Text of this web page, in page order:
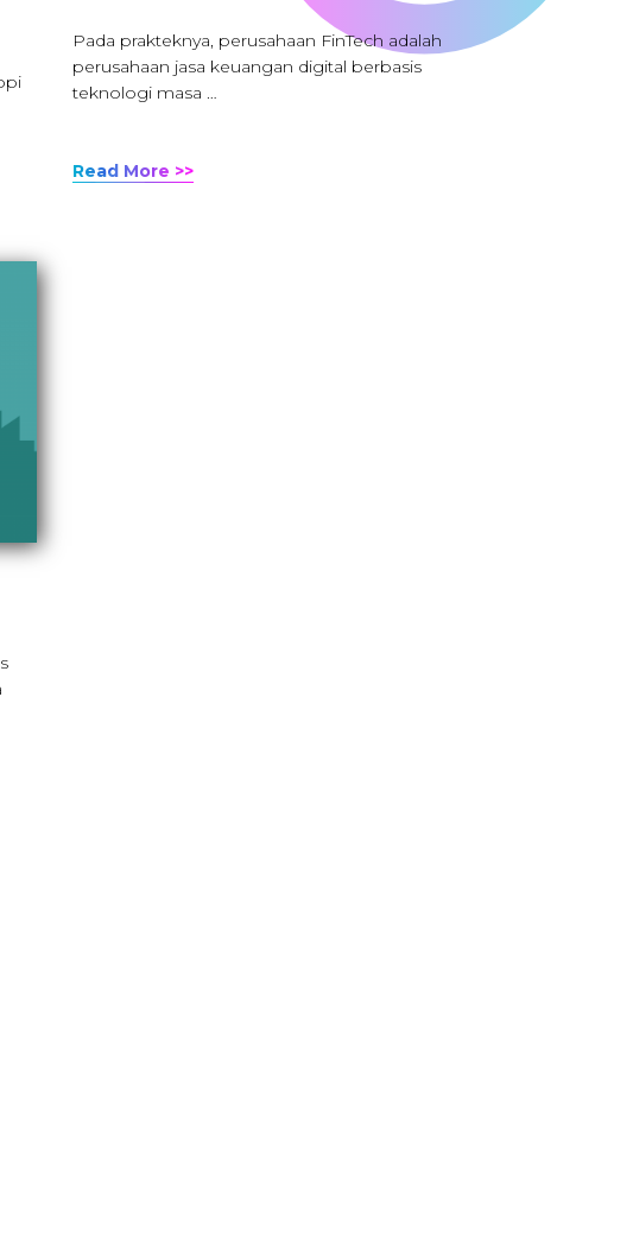
Pada prakteknya, perusahaan FinTech adalah
perusahaan jasa keuangan digital berbasis
teknologi masa …
Read More >>